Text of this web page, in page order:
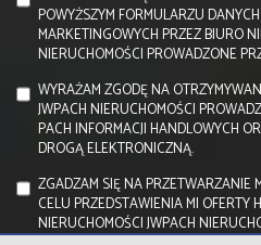
POWYŻSZYM FORMULARZU
MARKETINGOWYCH PRZEZ BIURO
NIERUCHOMOŚCI PROWADZONE
WYRAŻAM ZGODĘ NA
JWPACH NIERUCHOMOŚCI
PACH INFORMACJI HANDLOWYCH
DROGĄ ELEKTRONICZNĄ.
ZGADZAM SIĘ NA PRZETWARZANIE
CELU PRZEDSTAWIENIA MI OFERTY
NIERUCHOMOŚCI JWPACH